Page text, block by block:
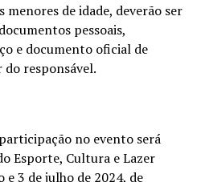
de idade, deverão ser
pessoais,
e documento oficial de
responsável.
no evento será
Esporte, Cultura e Lazer
e 3 de julho de 2024, de